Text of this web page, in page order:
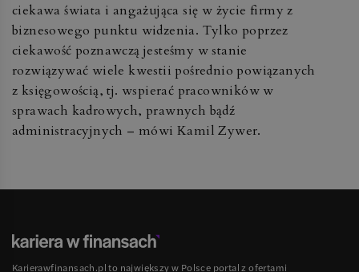
ciekawa świata i angażująca się w życie firmy z
biznesowego punktu widzenia. Tylko poprzez
ciekawość poznawczą jesteśmy w stanie
rozwiązywać wiele kwestii pośrednio powiązanych
z księgowością, tj. wspierać pracowników w
sprawach kadrowych, prawnych bądź
administracyjnych – mówi Kamil Zywer.
Karierawfinansach.pl to największy w Polsce portal z ofertami